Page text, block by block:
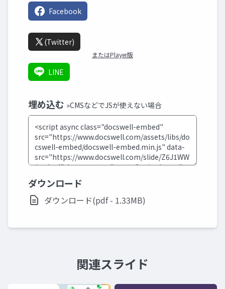
Facebook
(Twitter)
またはPlayer版
LINE
埋め込む »CMSなどでJSが使えない場合
ダウンロード
ダウンロード(pdf - 1.33MB)
関連スライド